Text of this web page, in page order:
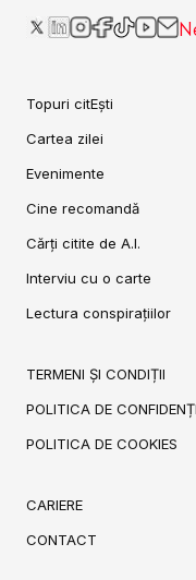
Topuri citEști
Cartea zilei
Evenimente
Cine recomandă
Cărți citite de A.I.
Interviu cu o carte
Lectura conspirațiilor
TERMENI ȘI CONDIȚII
POLITICA DE
POLITICA DE COOKIES
CARIERE
CONTACT